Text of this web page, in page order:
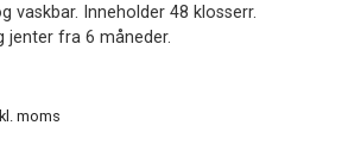
vaskbar. Inneholder 48 klosserr.
fra 6 måneder.
moms